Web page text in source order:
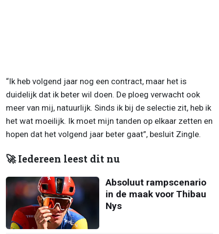
“Ik heb volgend jaar nog een contract, maar het is
duidelijk dat ik beter wil doen. De ploeg verwacht ook
meer van mij, natuurlijk. Sinds ik bij de selectie zit, heb ik
het wat moeilijk. Ik moet mijn tanden op elkaar zetten en
hopen dat het volgend jaar beter gaat”, besluit Zingle.
🚀 Iedereen leest dit nu
Absoluut rampscenario
in de maak voor Thibau
Nys